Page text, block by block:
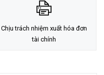
RBD52G-5HacD2HnD-TC
Chịu trách nhiệm xuất hóa đơn
tài chính